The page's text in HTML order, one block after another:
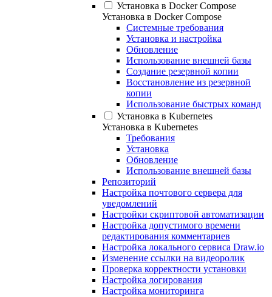
Установка в Docker Compose
Установка в Docker Compose
Системные требования
Установка и настройка
Обновление
Использование внешней базы
Создание резервной копии
Восстановление из резервной
копии
Использование быстрых команд
Установка в Kubernetes
Установка в Kubernetes
Требования
Установка
Обновление
Использование внешней базы
Репозиторий
Настройка почтового сервера для
уведомлений
Настройки скриптовой автоматизации
Настройка допустимого времени
редактирования комментариев
Настройка локального сервиса Draw.io
Изменение ссылки на видеоролик
Проверка корректности установки
Настройка логирования
Настройка мониторинга